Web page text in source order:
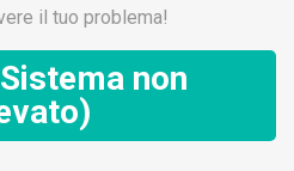
il tuo problema!
non